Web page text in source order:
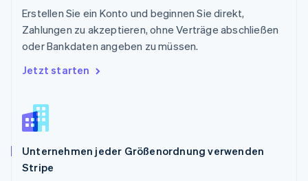
Erstellen Sie ein Konto und beginnen Sie direkt,
Zahlungen zu akzeptieren, ohne Verträge abschließen
oder Bankdaten angeben zu müssen.
Jetzt starten
Unternehmen jeder Größenordnung verwenden
Stripe
Singapur
Slowakei
English
Slowenien
China
English
EspañolEnglish
Thailand